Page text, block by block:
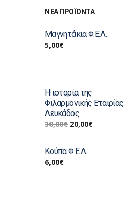
ΝΕΑ ΠΡΟΪΟΝΤΑ
Μαγνητάκια Φ.Ε.Λ.
5,00€
Η ιστορία της
Φιλαρμονικής Εταιρίας
Λευκάδος
30,00€ 20,00€
Κούπα Φ.Ε.Λ.
6,00€